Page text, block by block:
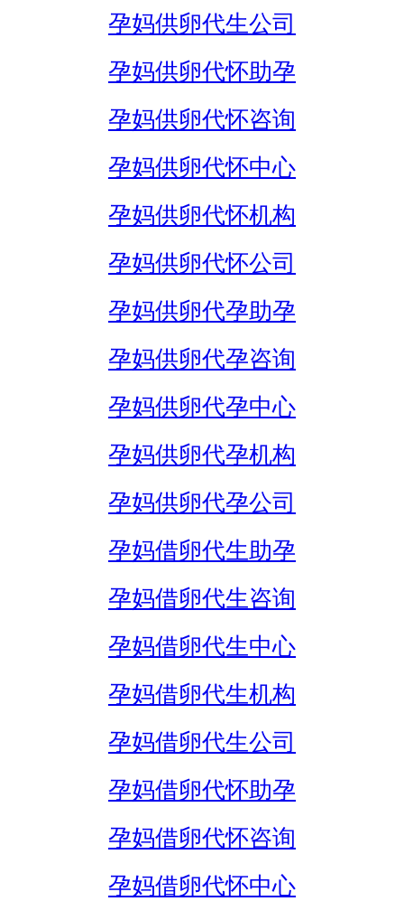
孕妈供卵代生公司
孕妈供卵代怀助孕
孕妈供卵代怀咨询
孕妈供卵代怀中心
孕妈供卵代怀机构
孕妈供卵代怀公司
孕妈供卵代孕助孕
孕妈供卵代孕咨询
孕妈供卵代孕中心
孕妈供卵代孕机构
孕妈供卵代孕公司
孕妈借卵代生助孕
孕妈借卵代生咨询
孕妈借卵代生中心
孕妈借卵代生机构
孕妈借卵代生公司
孕妈借卵代怀助孕
孕妈借卵代怀咨询
孕妈借卵代怀中心